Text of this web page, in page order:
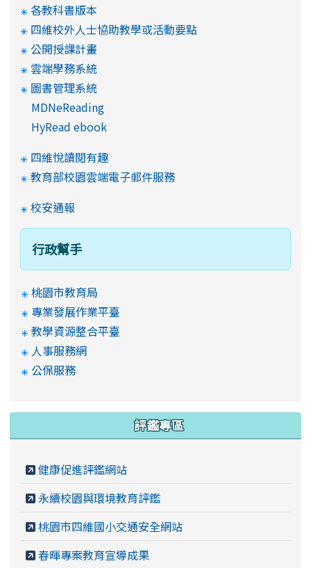
各教科書版本
四維校外人士協助教學或活動要點
公開授課計畫
雲端學務系統
圖書管理系統
MDNeReading
HyRead ebook
四維悅讀閱有趣
教育部校園雲端電子郵件服務
校安通報
行政幫手
桃園市教育局
專業發展作業平臺
教學資源整合平臺
人事服務網
公保服務
評鑑專區
健康促進評鑑網站
永續校園與環境教育評鑑
桃園市四維國小交通安全網站
春暉專案教育宣導成果